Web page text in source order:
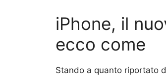
iPhone, il
ecco come
Stando a quanto riportato